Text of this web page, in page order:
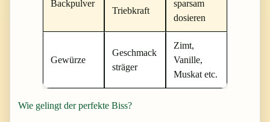
Backpulver
Triebkraft
sparsam
dosieren
Gewürze
Geschmack
sträger
Zimt,
Vanille,
Muskat etc.
Wie gelingt der perfekte Biss?